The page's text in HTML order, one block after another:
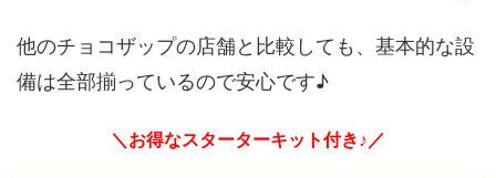
他のチョコザップの店舗と比較しても、基本的な設
備は全部揃っているので安心です♪
＼お得なスターターキット付き♪／